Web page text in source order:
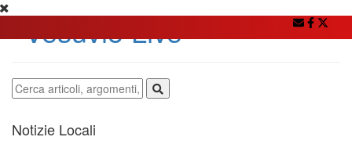
Notizie Locali